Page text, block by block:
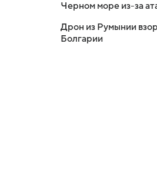
Черном море из-за
Дрон из Румынии
Болгарии